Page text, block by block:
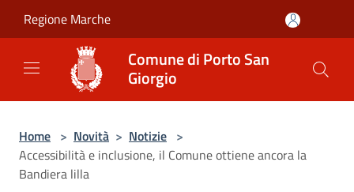
Regione Marche
Comune di Porto San
Giorgio
Home > Novità > Notizie >
Accessibilità e inclusione, il Comune ottiene ancora la
Bandiera lilla